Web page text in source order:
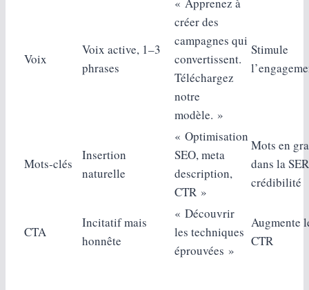
Voix
Voix active, 1–3
phrases
créer des
campagnes qui
convertissent.
Téléchargez
notre
modèle. »
Stimule
Mots‑clés
Insertion
naturelle
« Optimisation
SEO, meta
description,
CTR »
Mots en
dans la
crédibilité
CTA
Incitatif mais
honnête
« Découvrir
les techniques
éprouvées »
Augmente
CTR